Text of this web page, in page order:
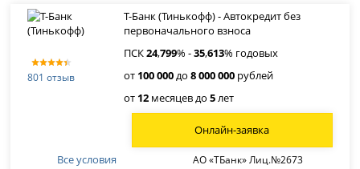
801 отзыв
Т-Банк (Тинькофф) - Автокредит без
первоначального взноса
ПСК24,799% -35,613% годовых
от 100 000до8 000 000 рублей
от 12 месяцев до5лет
Все условия АО «ТБанк» Лиц.№2673
Онлайн-заявка